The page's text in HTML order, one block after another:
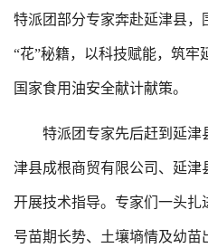
特派团部分专家奔赴延津县
“花”秘籍，以科技赋能，筑牢
国家食用油安全献计献策。
特派团专家先后赶到延津
津县成根商贸有限公司、延
开展技术指导。专家们一头扎
号苗期长势、土壤墒情及幼